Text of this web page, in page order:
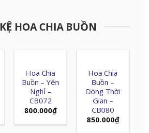
KỆ HOA CHIA BUỒN
Hoa Chia
Buồn – Yên
Nghỉ –
CB072
800.000₫
Hoa Chia
Buồn –
Dòng Thời
Gian –
CB080
850.000₫